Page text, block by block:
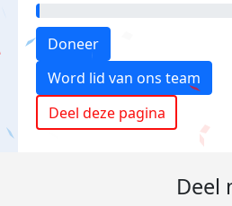
Doneer
Word lid van ons team
Deel deze pagina
Deel